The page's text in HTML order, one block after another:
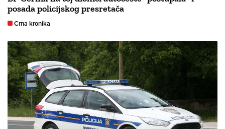
posada policijskog presretača
Crna kronika